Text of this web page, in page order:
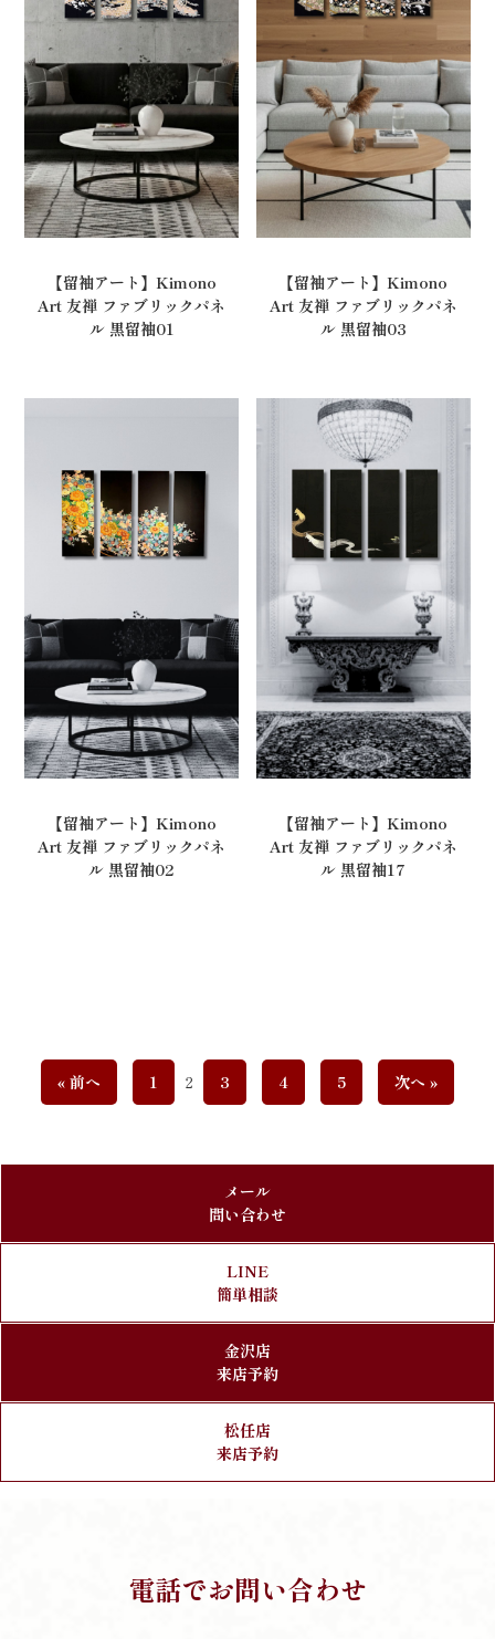
【留袖アート】Kimono
Art 友禅 ファブリックパネ
ル 黒留袖01
【留袖アート】Kimono
Art 友禅 ファブリックパネ
ル 黒留袖03
【留袖アート】Kimono
Art 友禅 ファブリックパネ
ル 黒留袖02
【留袖アート】Kimono
Art 友禅 ファブリックパネ
ル 黒留袖17
« 前へ 1 2 3 4 5 次へ »
メール
問い合わせ
LINE
簡単相談
金沢店
来店予約
松任店
来店予約
電話でお問い合わせ